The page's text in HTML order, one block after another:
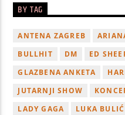
BY TAG
ANTENA ZAGREB
BULLHIT
DM ED
GLAZBENA ANKETA
JUTARNJI SHOW
LADY GAGA
LUKA BULIĆ